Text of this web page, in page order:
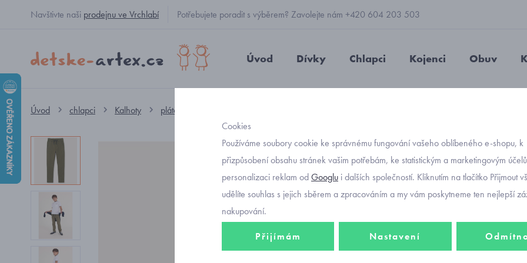
Navštivte naši prodejnu ve Vrchlabí Potřebujete poradit s výběrem? Zavolejte nám +420 604 203 503
Úvod Dívky Chlapci Kojenci Obuv
Úvod chlapci Kalhoty plátěné
Objednávací
997
Cookies
Používáme soubory cookie ke správnému fungování vašeho oblíbeného e-shopu, k
přizpůsobení obsahu stránek vašim potřebám, ke statistickým a marketingovým
personalizaci reklam odGooglu i dalších společností. Kliknutím na tlačítko Přijmout
udělíte souhlas s jejich sběrem a zpracováním a my vám poskytneme ten nejlepší
nakupování.
Přijímám Nastavení